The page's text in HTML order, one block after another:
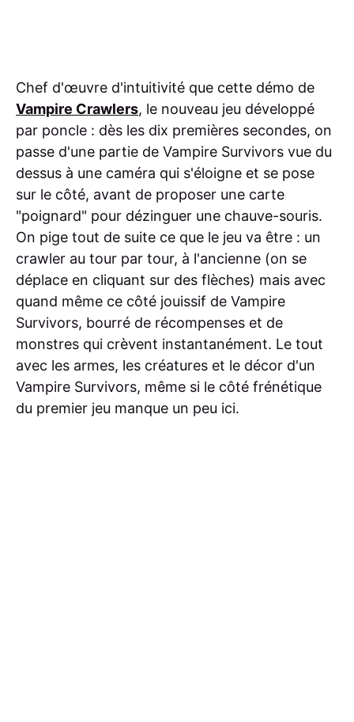
Chef d'œuvre d'intuitivité que cette démo de
Vampire Crawlers, le nouveau jeu développé
par poncle : dès les dix premières secondes, on
passe d'une partie de Vampire Survivors vue du
dessus à une caméra qui s'éloigne et se pose
sur le côté, avant de proposer une carte
"poignard" pour dézinguer une chauve-souris.
On pige tout de suite ce que le jeu va être : un
crawler au tour par tour, à l'ancienne (on se
déplace en cliquant sur des flèches) mais avec
quand même ce côté jouissif de Vampire
Survivors, bourré de récompenses et de
monstres qui crèvent instantanément. Le tout
avec les armes, les créatures et le décor d'un
Vampire Survivors, même si le côté frénétique
du premier jeu manque un peu ici.